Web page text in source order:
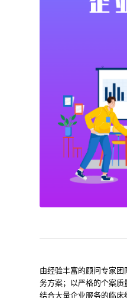
由经验丰富的顾问专家
务方案；以严格的个案质
结合大量企业服务的临